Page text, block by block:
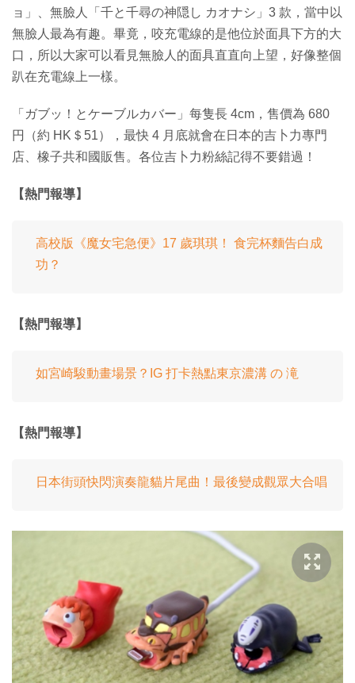
ョ」、無臉人「千と千尋の神隠し カオナシ」3 款，當中以
無臉人最為有趣。畢竟，咬充電線的是他位於面具下方的大
口，所以大家可以看見無臉人的面具直直向上望，好像整個
趴在充電線上一樣。
「ガブッ！とケーブルカバー」每隻長 4cm，售價為 680
円（約 HK＄51），最快 4 月底就會在日本的吉卜力專門
店、橡子共和國販售。各位吉卜力粉絲記得不要錯過！
【熱門報導】
高校版《魔女宅急便》17 歲琪琪！ 食完杯麵告白成
功？
【熱門報導】
如宮崎駿動畫場景？IG 打卡熱點東京濃溝 の 滝
【熱門報導】
日本街頭快閃演奏龍貓片尾曲！最後變成觀眾大合唱